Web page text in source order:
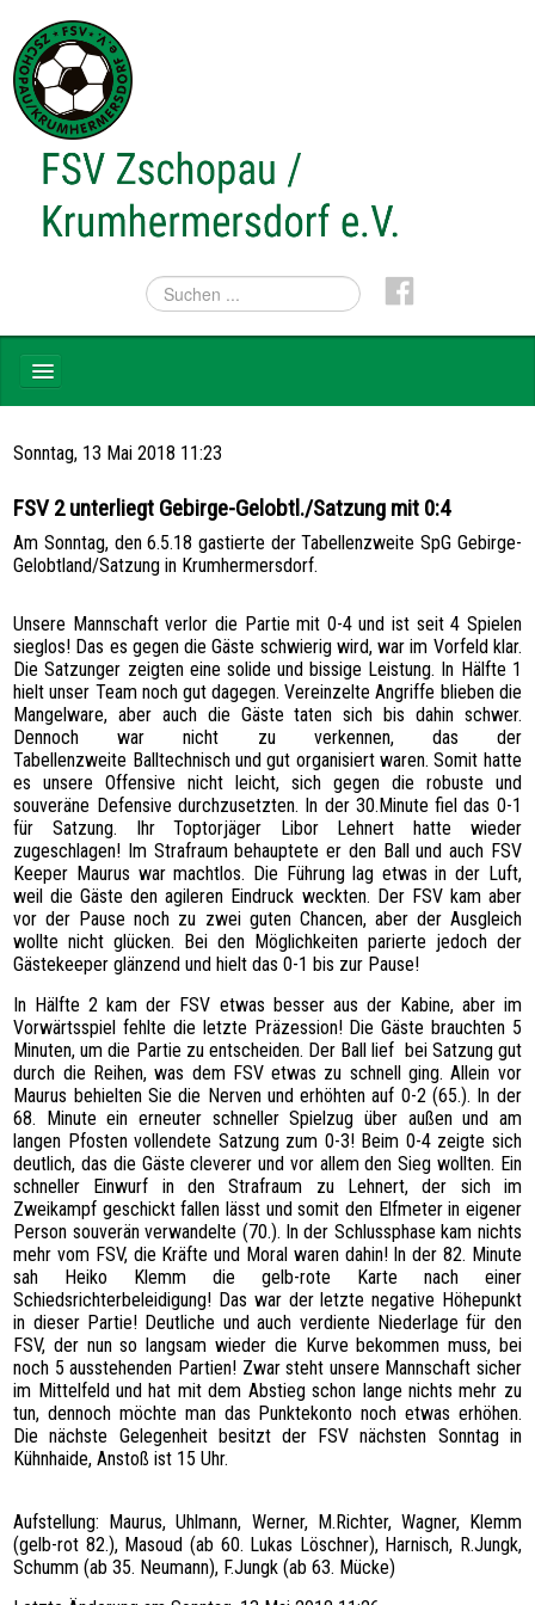
VEREIN
SPONSOREN
FOTOGALERIE
KONTAKT
Sonntag, 13 Mai 2018 11:23
FSV 2 unterliegt Gebirge-Gelobtl./Satzung mit 0:4
Am Sonntag, den 6.5.18 gastierte der Tabellenzweite SpG Gebirge-
Gelobtland/Satzung in Krumhermersdorf.
Unsere Mannschaft verlor die Partie mit 0-4 und ist seit 4 Spielen
sieglos! Das es gegen die Gäste schwierig wird, war im Vorfeld klar.
Die Satzunger zeigten eine solide und bissige Leistung. In Hälfte 1
hielt unser Team noch gut dagegen. Vereinzelte Angriffe blieben die
Mangelware, aber auch die Gäste taten sich bis dahin schwer.
Dennoch war nicht zu verkennen, das der
Tabellenzweite Balltechnisch und gut organisiert waren. Somit hatte
es unsere Offensive nicht leicht, sich gegen die robuste und
souveräne Defensive durchzusetzten. In der 30.Minute fiel das 0-1
für Satzung. Ihr Toptorjäger Libor Lehnert hatte wieder
zugeschlagen! Im Strafraum behauptete er den Ball und auch FSV
Keeper Maurus war machtlos. Die Führung lag etwas in der Luft,
weil die Gäste den agileren Eindruck weckten. Der FSV kam aber
vor der Pause noch zu zwei guten Chancen, aber der Ausgleich
wollte nicht glücken. Bei den Möglichkeiten parierte jedoch der
Gästekeeper glänzend und hielt das 0-1 bis zur Pause!
In Hälfte 2 kam der FSV etwas besser aus der Kabine, aber im
Vorwärtsspiel fehlte die letzte Präzession! Die Gäste brauchten 5
Minuten, um die Partie zu entscheiden. Der Ball lief bei Satzung gut
durch die Reihen, was dem FSV etwas zu schnell ging. Allein vor
Maurus behielten Sie die Nerven und erhöhten auf 0-2 (65.). In der
68. Minute ein erneuter schneller Spielzug über außen und am
langen Pfosten vollendete Satzung zum 0-3! Beim 0-4 zeigte sich
deutlich, das die Gäste cleverer und vor allem den Sieg wollten. Ein
schneller Einwurf in den Strafraum zu Lehnert, der sich im
Zweikampf geschickt fallen lässt und somit den Elfmeter in eigener
Person souverän verwandelte (70.). In der Schlussphase kam nichts
mehr vom FSV, die Kräfte und Moral waren dahin! In der 82. Minute
sah Heiko Klemm die gelb-rote Karte nach einer
Schiedsrichterbeleidigung! Das war der letzte negative Höhepunkt
in dieser Partie! Deutliche und auch verdiente Niederlage für den
FSV, der nun so langsam wieder die Kurve bekommen muss, bei
noch 5 ausstehenden Partien! Zwar steht unsere Mannschaft sicher
im Mittelfeld und hat mit dem Abstieg schon lange nichts mehr zu
tun, dennoch möchte man das Punktekonto noch etwas erhöhen.
Die nächste Gelegenheit besitzt der FSV nächsten Sonntag in
Kühnhaide, Anstoß ist 15 Uhr.
Aufstellung: Maurus, Uhlmann, Werner, M.Richter, Wagner, Klemm
(gelb-rot 82.), Masoud (ab 60. Lukas Löschner), Harnisch, R.Jungk,
Schumm (ab 35. Neumann), F.Jungk (ab 63. Mücke)